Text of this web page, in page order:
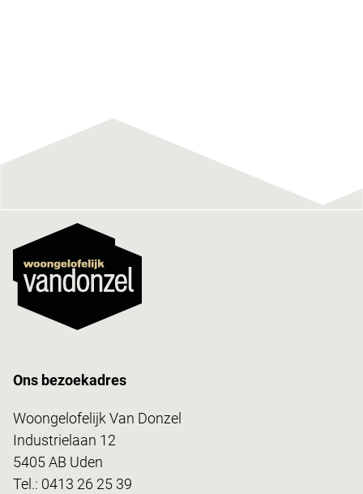
Ons bezoekadres
Woongelofelijk Van Donzel
Industrielaan 12
5405 AB Uden
Tel.: 0413 26 25 39